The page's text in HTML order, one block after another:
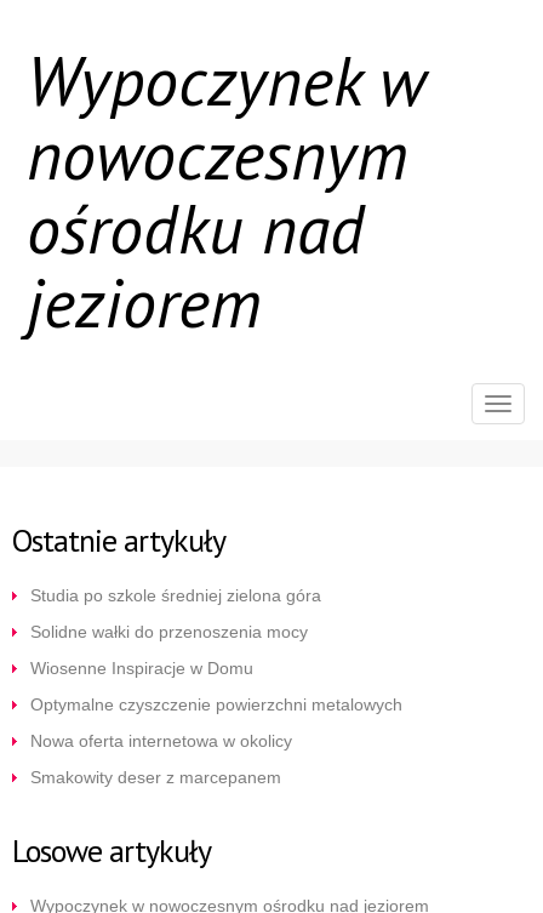
Wypoczynek w
nowoczesnym
ośrodku nad
jeziorem
Ostatnie artykuły
Studia po szkole średniej zielona góra
Solidne wałki do przenoszenia mocy
Wiosenne Inspiracje w Domu
Optymalne czyszczenie powierzchni metalowych
Nowa oferta internetowa w okolicy
Smakowity deser z marcepanem
Losowe artykuły
Wypoczynek w nowoczesnym ośrodku nad jeziorem